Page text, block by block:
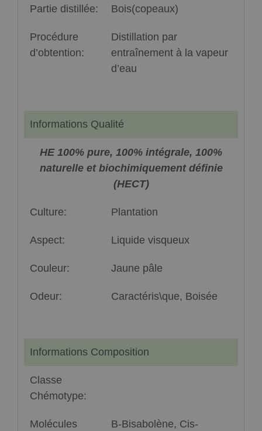
Partie distillée: Bois(copeaux)
Procédure
d’obtention:
Distillation par
entraînement à la vapeur
d’eau
Informations Qualité
HE 100% pure, 100% intégrale, 100%
naturelle et biochimiquement définie
(HECT)
Culture: Plantation
Aspect: Liquide visqueux
Couleur: Jaune pâle
Odeur: Caractéris\que, Boisée
Informations Composition
Classe
Chémotype:
Molécules
Β-Bisabolène, Cis-